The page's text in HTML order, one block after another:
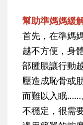
幫助準媽媽緩
首先，在準媽
越不方便，身
部腫脹讓行動
壓造成恥骨或
而難以入眠……
不穩定，很需